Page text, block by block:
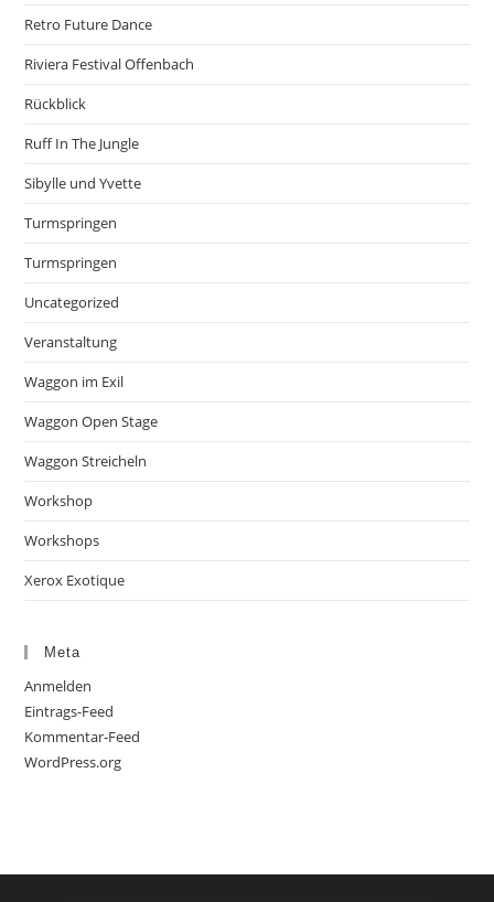
Retro Future Dance
Riviera Festival Offenbach
Rückblick
Ruff In The Jungle
Sibylle und Yvette
Turmspringen
Turmspringen
Uncategorized
Veranstaltung
Waggon im Exil
Waggon Open Stage
Waggon Streicheln
Workshop
Workshops
Xerox Exotique
Meta
Anmelden
Eintrags-Feed
Kommentar-Feed
WordPress.org